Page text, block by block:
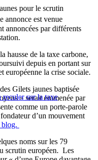
pour le scrutin
annonce est venue
annoncées par différents
hausse de la taxe carbone,
depuis en portant sur
européenne la crise sociale.
reculer sur la taxe
Gilets jaunes baptisée
» serait emmenée par
comme un porte-parole
d’un mouvement
blog.
noms sur les 79
scrutin européen. Les